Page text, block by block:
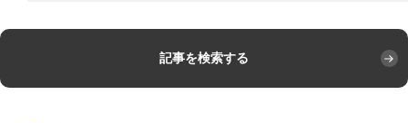
記事を検索する